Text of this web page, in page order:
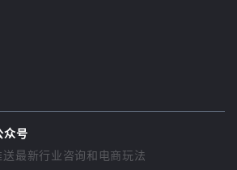
众号
送最新行业咨询和电商玩法